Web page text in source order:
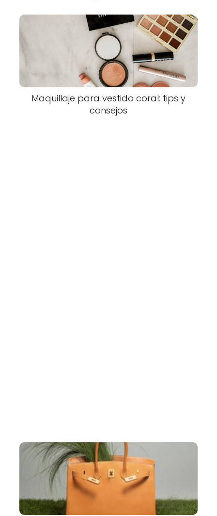
Maquillaje para vestido coral: tips y
consejos